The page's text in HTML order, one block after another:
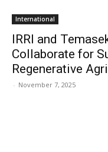
International
IRRI and
Collaborate for
Regenerative
- November 7, 2025